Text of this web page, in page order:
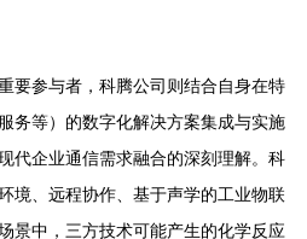
要参与者，科腾公司则结合自身在特
务等）的数字化解决方案集成与实施
代企业通信需求融合的深刻理解。科
境、远程协作、基于声学的工业物联
景中，三方技术可能产生的化学反应